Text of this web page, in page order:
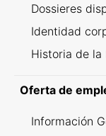
Dossieres
Identidad
Historia de la
Oferta de
Información